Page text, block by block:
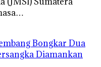
Bongkar Dua
Diamankan